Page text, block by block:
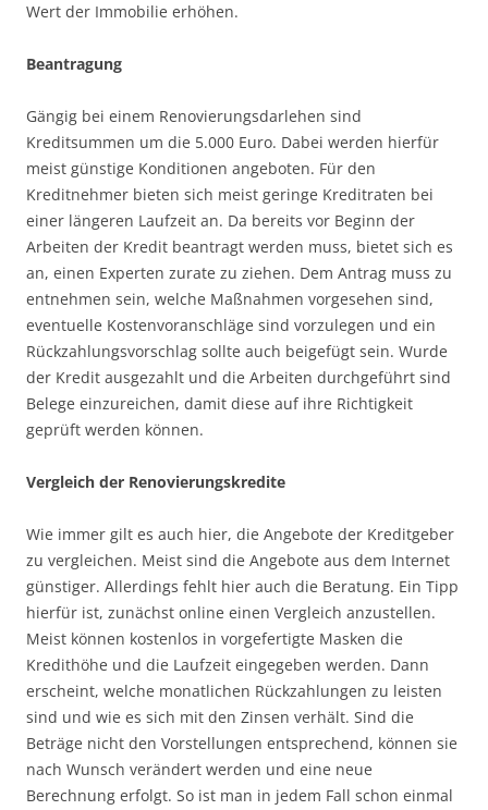
Wert der Immobilie erhöhen.
Beantragung
Gängig bei einem Renovierungsdarlehen sind
Kreditsummen um die 5.000 Euro. Dabei werden hierfür
meist günstige Konditionen angeboten. Für den
Kreditnehmer bieten sich meist geringe Kreditraten bei
einer längeren Laufzeit an. Da bereits vor Beginn der
Arbeiten der Kredit beantragt werden muss, bietet sich es
an, einen Experten zurate zu ziehen. Dem Antrag muss zu
entnehmen sein, welche Maßnahmen vorgesehen sind,
eventuelle Kostenvoranschläge sind vorzulegen und ein
Rückzahlungsvorschlag sollte auch beigefügt sein. Wurde
der Kredit ausgezahlt und die Arbeiten durchgeführt sind
Belege einzureichen, damit diese auf ihre Richtigkeit
geprüft werden können.
Vergleich der Renovierungskredite
Wie immer gilt es auch hier, die Angebote der Kreditgeber
zu vergleichen. Meist sind die Angebote aus dem Internet
günstiger. Allerdings fehlt hier auch die Beratung. Ein Tipp
hierfür ist, zunächst online einen Vergleich anzustellen.
Meist können kostenlos in vorgefertigte Masken die
Kredithöhe und die Laufzeit eingegeben werden. Dann
erscheint, welche monatlichen Rückzahlungen zu leisten
sind und wie es sich mit den Zinsen verhält. Sind die
Beträge nicht den Vorstellungen entsprechend, können sie
nach Wunsch verändert werden und eine neue
Berechnung erfolgt. So ist man in jedem Fall schon einmal